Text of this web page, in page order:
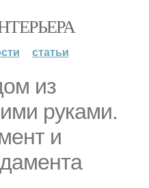
статьи
из
руками.
и